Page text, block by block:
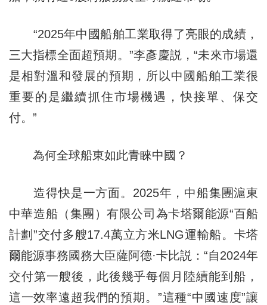
“2025年中國船舶工業取得了亮眼的成績，
三大指標全面超預期。”李彥慶説，“未來市場還
是相對溫和發展的預期，所以中國船舶工業很
重要的是繼續抓住市場機遇，快接單、保交
付。”
為何全球船東如此青睞中國？
造得快是一方面。2025年，中船集團滬東
中華造船（集團）有限公司為卡塔爾能源“百船
計劃”交付多艘17.4萬立方米LNG運輸船。卡塔
爾能源事務國務大臣薩阿德·卡比説：“自2024年
交付第一艘後，此後幾乎每個月陸續能到船，
這一效率遠超我們的預期。”這種“中國速度”讓